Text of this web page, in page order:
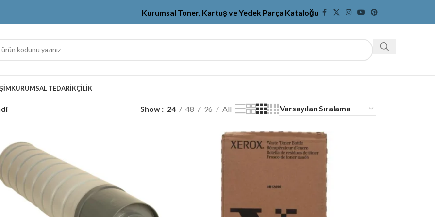
Kurumsal Toner, Kartuş ve Yedek Parça Kataloğu
KURUMSAL TEDARIKÇILIK
Show 24 48 96 All